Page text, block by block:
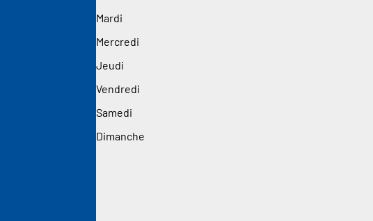
Mardi
Mercredi
Jeudi
Vendredi
Samedi
Dimanche